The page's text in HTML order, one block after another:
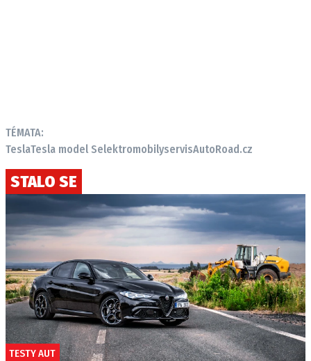
TÉMATA:
TeslaTesla model SelektromobilyservisAutoRoad.cz
STALO SE
TESTY AUT